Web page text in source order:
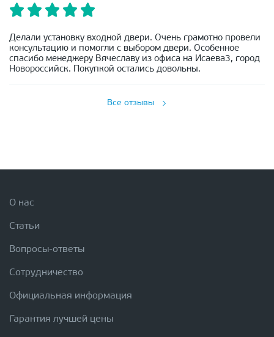
Делали установку входной двери. Очень грамотно провели
консультацию и помогли с выбором двери. Особенное
спасибо менеджеру Вячеславу из офиса на Исаева3, город
Новороссийск. Покупкой остались довольны.
Все отзывы
О нас
Статьи
Вопросы-ответы
Сотрудничество
Официальная информация
Гарантия лучшей цены